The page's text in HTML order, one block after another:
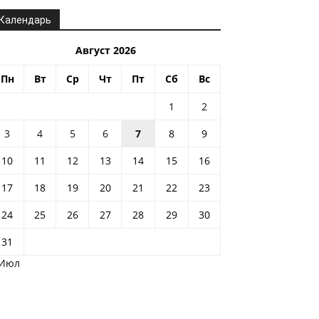
Август 2026
Пн Вт Ср Чт Пт Сб Вс
1
2
3
4 5 6 7 8
9
10
11 12 13 14 15
16
17
18 19 20 21 22
23
24
25 26 27 28 29
30
31